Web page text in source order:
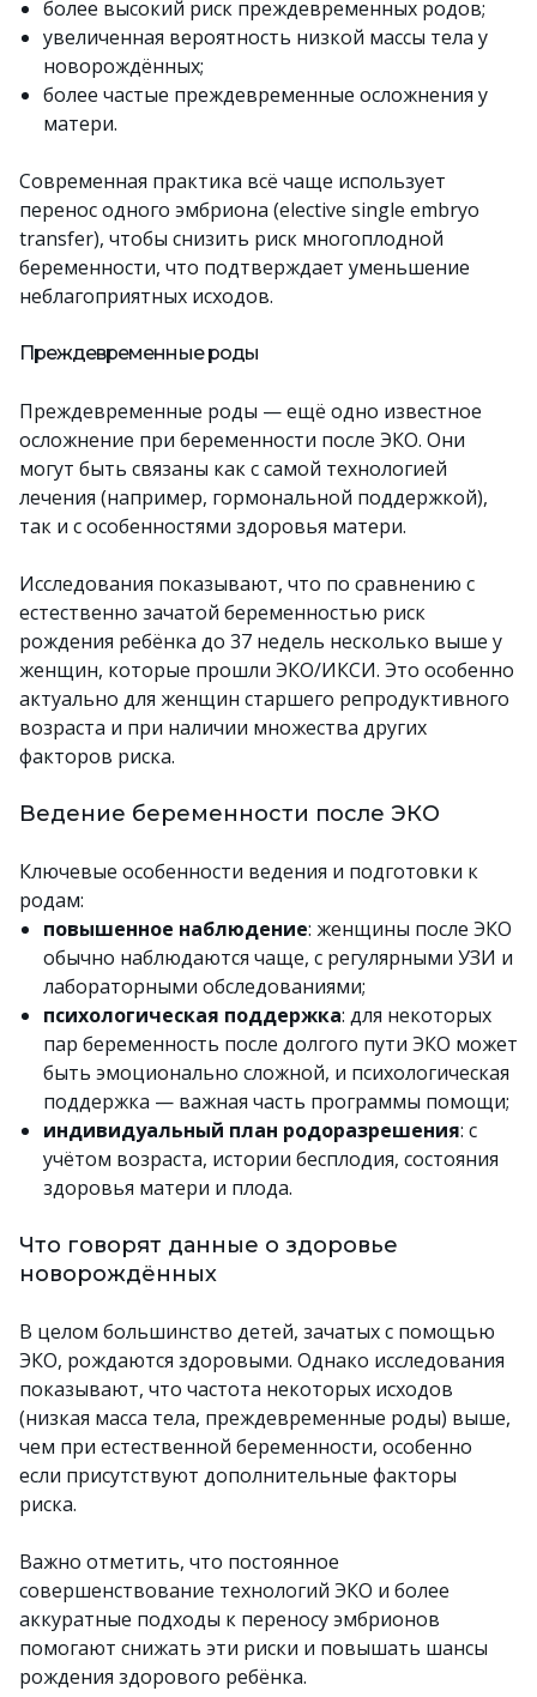
более высокий риск преждевременных родов;
увеличенная вероятность низкой массы тела у
новорождённых;
более частые преждевременные осложнения у
матери.
Современная практика всё чаще использует
перенос одного эмбриона (elective single embryo
transfer), чтобы снизить риск многоплодной
беременности, что подтверждает уменьшение
неблагоприятных исходов.
Преждевременные роды
Преждевременные роды — ещё одно известное
осложнение при беременности после ЭКО. Они
могут быть связаны как с самой технологией
лечения (например, гормональной поддержкой),
так и с особенностями здоровья матери.
Исследования показывают, что по сравнению с
естественно зачатой беременностью риск
рождения ребёнка до 37 недель несколько выше у
женщин, которые прошли ЭКО/ИКСИ. Это особенно
актуально для женщин старшего репродуктивного
возраста и при наличии множества других
факторов риска.
Ведение беременности после ЭКО
Ключевые особенности ведения и подготовки к
родам:
повышенное наблюдение: женщины после ЭКО
обычно наблюдаются чаще, с регулярными УЗИ и
лабораторными обследованиями;
психологическая поддержка: для некоторых
пар беременность после долгого пути ЭКО может
быть эмоционально сложной, и психологическая
поддержка — важная часть программы помощи;
индивидуальный план родоразрешения: с
учётом возраста, истории бесплодия, состояния
здоровья матери и плода.
Что говорят данные о здоровье
новорождённых
В целом большинство детей, зачатых с помощью
ЭКО, рождаются здоровыми. Однако исследования
показывают, что частота некоторых исходов
(низкая масса тела, преждевременные роды) выше,
чем при естественной беременности, особенно
если присутствуют дополнительные факторы
риска.
Важно отметить, что постоянное
совершенствование технологий ЭКО и более
аккуратные подходы к переносу эмбрионов
помогают снижать эти риски и повышать шансы
рождения здорового ребёнка.